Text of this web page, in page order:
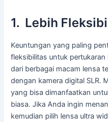
1. Lebih
Keuntungan yang paling
fleksibilitas untuk
dari berbagai macam lensa
dengan kamera digital SLR.
yang bisa dimanfaatkan
biasa. Jika Anda ingin
kemudian pilih lensa ultra